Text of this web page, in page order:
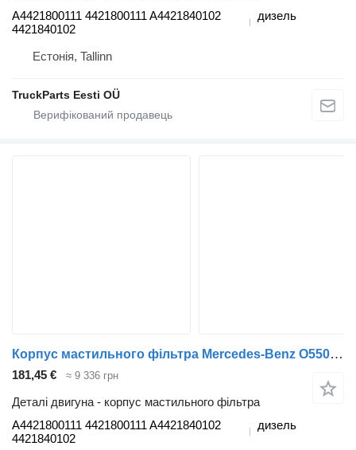
A4421800111 4421800111 A4421840102
4421840102
дизель
Естонія, Tallinn
TruckParts Eesti OÜ
Корпус мастильного фільтра Mercedes-Benz O550 (01.96-) A4421800111 до автобуса Mercedes-Benz Bus II (1996-)
181,45 € ≈ 9 336 грн
Деталі двигуна - корпус мастильного фільтра
A4421800111 4421800111 A4421840102
4421840102
дизель